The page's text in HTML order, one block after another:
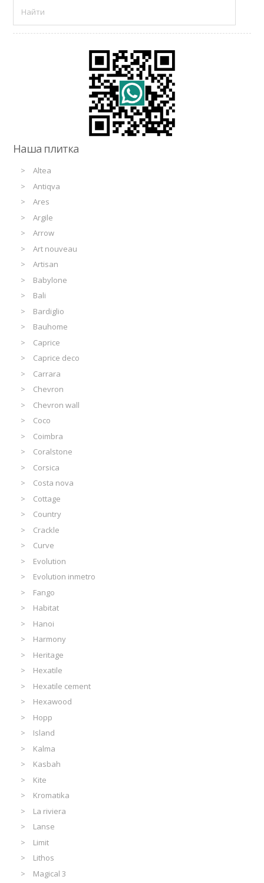
Наша плитка
Altea
Antiqva
Ares
Argile
Arrow
Art nouveau
Artisan
Babylone
Bali
Bardiglio
Bauhome
Caprice
Caprice deco
Carrara
Chevron
Chevron wall
Coco
Coimbra
Coralstone
Corsica
Costa nova
Cottage
Country
Crackle
Curve
Evolution
Evolution inmetro
Fango
Habitat
Hanoi
Harmony
Heritage
Hexatile
Hexatile cement
Hexawood
Hopp
Island
Kalma
Kasbah
Kite
Kromatika
La riviera
Lanse
Limit
Lithos
Magical 3